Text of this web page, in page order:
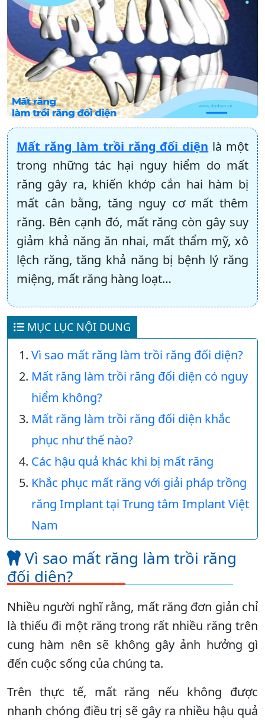
Mất răng làm trồi răng đối diện là một
trong những tác hại nguy hiểm do mất
răng gây ra, khiến khớp cắn hai hàm bị
mất cân bằng, tăng nguy cơ mất thêm
răng. Bên cạnh đó, mất răng còn gây suy
giảm khả năng ăn nhai, mất thẩm mỹ, xô
lệch răng, tăng khả năng bị bệnh lý răng
miệng, mất răng hàng loạt…
MỤC LỤC NỘI DUNG
Vì sao mất răng làm trồi răng đối diện?
Mất răng làm trồi răng đối diện có nguy
hiểm không?
Mất răng làm trồi răng đối diện khắc
phục như thế nào?
Các hậu quả khác khi bị mất răng
Khắc phục mất răng với giải pháp trồng
răng Implant tại Trung tâm Implant Việt
Nam
Vì sao mất răng làm trồi răng
đối diện?
Nhiều người nghĩ rằng, mất răng đơn giản chỉ
là thiếu đi một răng trong rất nhiều răng trên
cung hàm nên sẽ không gây ảnh hưởng gì
đến cuộc sống của chúng ta.
Trên thực tế, mất răng nếu không được
nhanh chóng điều trị sẽ gây ra nhiều hậu quả